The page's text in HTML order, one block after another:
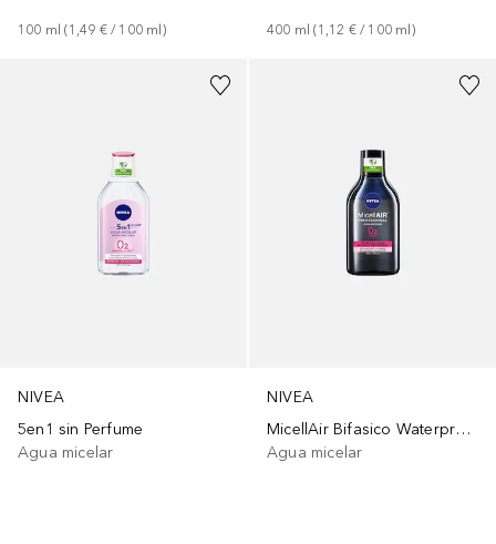
100 ml (1,49 € / 100 ml ) 400 ml (1,12 € / 100 ml )
NIVEA
5en1 sin Perfume
Agua micelar
NIVEA
MicellAir Bifasico Waterproof
Agua micelar